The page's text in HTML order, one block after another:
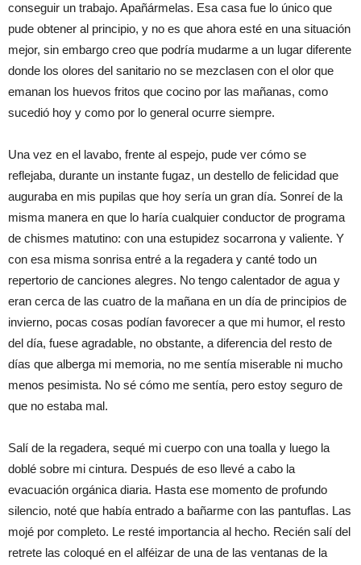
conseguir un trabajo. Apañármelas. Esa casa fue lo único que
pude obtener al principio, y no es que ahora esté en una situación
mejor, sin embargo creo que podría mudarme a un lugar diferente
donde los olores del sanitario no se mezclasen con el olor que
emanan los huevos fritos que cocino por las mañanas, como
sucedió hoy y como por lo general ocurre siempre.
Una vez en el lavabo, frente al espejo, pude ver cómo se
reflejaba, durante un instante fugaz, un destello de felicidad que
auguraba en mis pupilas que hoy sería un gran día. Sonreí de la
misma manera en que lo haría cualquier conductor de programa
de chismes matutino: con una estupidez socarrona y valiente. Y
con esa misma sonrisa entré a la regadera y canté todo un
repertorio de canciones alegres. No tengo calentador de agua y
eran cerca de las cuatro de la mañana en un día de principios de
invierno, pocas cosas podían favorecer a que mi humor, el resto
del día, fuese agradable, no obstante, a diferencia del resto de
días que alberga mi memoria, no me sentía miserable ni mucho
menos pesimista. No sé cómo me sentía, pero estoy seguro de
que no estaba mal.
Salí de la regadera, sequé mi cuerpo con una toalla y luego la
doblé sobre mi cintura. Después de eso llevé a cabo la
evacuación orgánica diaria. Hasta ese momento de profundo
silencio, noté que había entrado a bañarme con las pantuflas. Las
mojé por completo. Le resté importancia al hecho. Recién salí del
retrete las coloqué en el alféizar de una de las ventanas de la